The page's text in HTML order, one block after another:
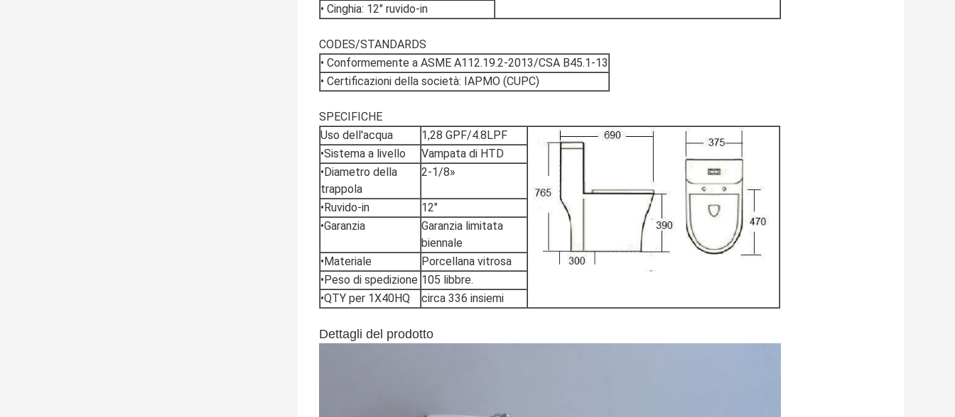
• Cinghia: 12" ruvido-in
CODES/STANDARDS
• Conformemente a ASME A112.19.2-2013/CSA B45.1-13
• Certificazioni della società: IAPMO (CUPC)
SPECIFICHE
Uso dell'acqua
1,28 GPF/4.8LPF
•Sistema a livello
Vampata di HTD
•Diametro della
trappola
2-1/8»
•Ruvido-in
12"
•Garanzia
Garanzia limitata
biennale
•Materiale
Porcellana vitrosa
•Peso di spedizione 105 libbre.
•QTY per 1X40HQ
circa 336 insiemi
Dettagli del prodotto